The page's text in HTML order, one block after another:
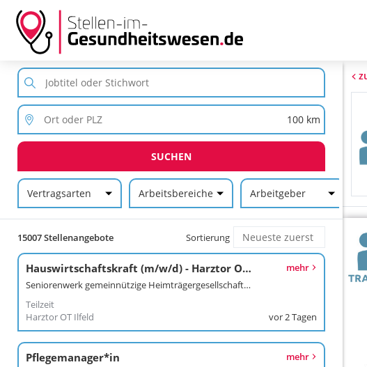
SUCHEN
Vertragsarten Arbeitsbereiche Arbeitgeber
15007 Stellenangebote Sortierung
Hauswirtschaftskraft (m/w/d) - Harztor OT Ilfeld
Seniorenwerk gemeinnützige Heimträgergesellschaft mbH
Teilzeit
Harztor OT Ilfeld
mehr
vor 2 Tagen
Pflegemanager*in mehr